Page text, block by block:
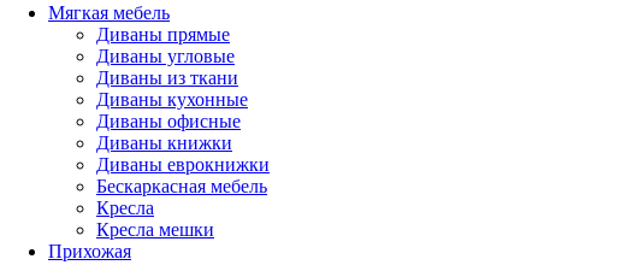
Мягкая мебель
Диваны прямые
Диваны угловые
Диваны из ткани
Диваны кухонные
Диваны офисные
Диваны книжки
Диваны еврокнижки
Бескаркасная мебель
Кресла
Кресла мешки
Прихожая